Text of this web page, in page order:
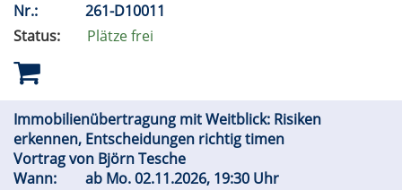
Nr.:
261-D10011
Status:
Plätze frei
Immobilienübertragung mit Weitblick: Risiken
erkennen, Entscheidungen richtig timen
Vortrag von Björn Tesche
Wann:
ab Mo.02.11.2026, 19:30 Uhr